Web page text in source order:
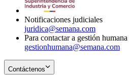
Notificaciones judiciales
juridica@semana.com
Para contactar a gestión humana
gestionhumana@semana.com
Contáctenos